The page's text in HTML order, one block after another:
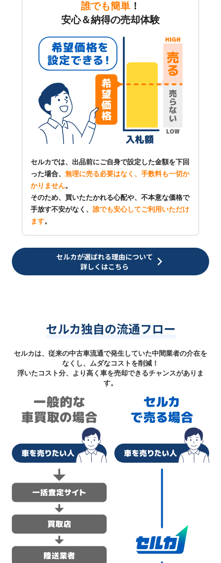
誰でも簡単 ！
安心＆納得の売却体験
セルカでは、出品前にご自身で設定した金額を下回
った場合、 無理に売る必要はなく、手数料も一切か
かりません。
そのため、買いたたかれる心配や、不本意な価格で
手放す不安がなく、 誰でも安心してご利用いただけ
ます。
セルカが選ばれる理由について
詳しくはこちら
セルカ独自の流通フロー
セルカは、従来の中古車流通で発生していた中間業者の介在を
なくし、ムダなコストを削減！
浮いたコスト分、より高く車を売却できるチャンスがありま
す。